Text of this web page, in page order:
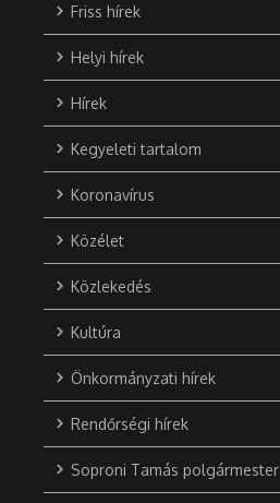
Friss hírek
Helyi hírek
Hírek
Kegyeleti tartalom
Koronavírus
Közélet
Közlekedés
Kultúra
Önkormányzati hírek
Rendőrségi hírek
Soproni Tamás polgármester